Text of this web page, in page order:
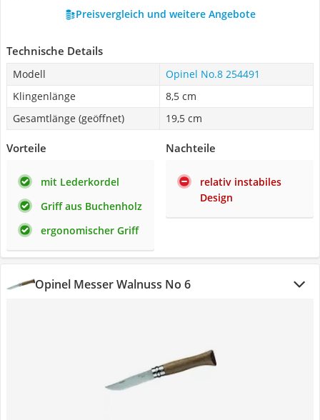
Preisvergleich und weitere Angebote
Technische Details
Modell
Opinel No.8 254491
Klingenlänge
8,5 cm
Gesamtlänge (geöffnet)
19,5 cm
Vorteile
mit Lederkordel
Griff aus Buchenholz
ergonomischer Griff
Nachteile
relativ instabiles
Design
Opinel Messer Walnuss No 6